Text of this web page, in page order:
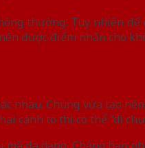
thường. Tuy nhiên
được điểm nhấn cho
nhau. Chúng vừa tạo
cánh to thì có thể “di